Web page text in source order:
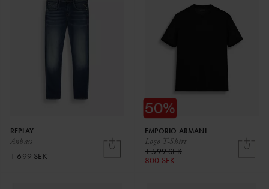
Anbass
REPLAY
1 699 SEK
Logo T-Shirt
EMPORIO ARMANI
1 599 SEK
800 SEK